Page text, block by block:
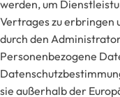
werden, um
Vertrages zu erbringen
durch den
Personenbezogene
sie außerhalb der